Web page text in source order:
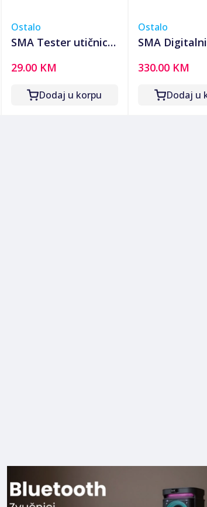
Ostalo
SMA Tester utičnica,
Voltmetar -
SMATESTER
29.00 KM
Dodaj u korpu
Ostalo
SMA
termalna
2.8" TFT LCD
330.00 KM
Dodaj u